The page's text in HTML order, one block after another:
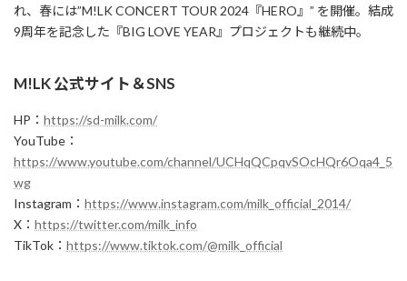
れ、春には”M!LK CONCERT TOUR 2024『HERO』” を開催。結成
9周年を記念した『BIG LOVE YEAR』プロジェクトも継続中。
M!LK 公式サイト＆SNS
HP： https://sd-milk.com/
YouTube：
https://www.youtube.com/channel/UCHqQCpqvSOcHQr6Oqa4_5
wg
Instagram： https://www.instagram.com/milk_official_2014/
X： https://twitter.com/milk_info
TikTok： https://www.tiktok.com/@milk_official